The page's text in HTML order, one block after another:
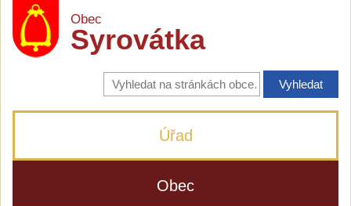
Obec
Syrovátka
Vyhledávání
na
stránkách
Úřad
Obec